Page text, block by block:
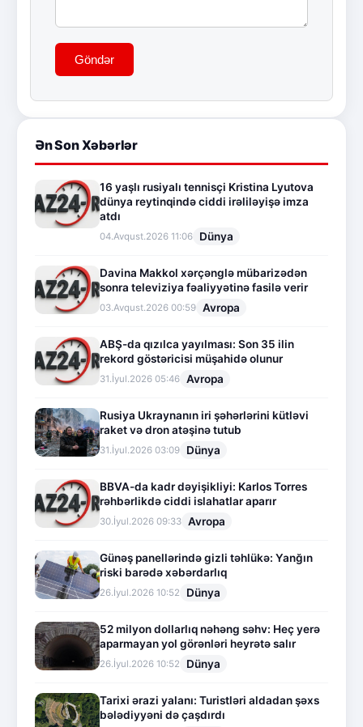
Göndər
Ən Son Xəbərlər
16 yaşlı rusiyalı tennisçi Kristina Lyutova
dünya reytinqində ciddi irəliləyişə imza
atdı
04.Avqust.2026 11:06 Dünya
Davina Makkol xərçənglə mübarizədən
sonra televiziya fəaliyyətinə fasilə verir
03.Avqust.2026 00:59 Avropa
ABŞ-da qızılca yayılması: Son 35 ilin
rekord göstəricisi müşahidə olunur
31.İyul.2026 05:46 Avropa
Rusiya Ukraynanın iri şəhərlərini kütləvi
raket və dron atəşinə tutub
31.İyul.2026 03:09 Dünya
BBVA-da kadr dəyişikliyi: Karlos Torres
rəhbərlikdə ciddi islahatlar aparır
30.İyul.2026 09:33 Avropa
Günəş panellərində gizli təhlükə: Yanğın
riski barədə xəbərdarlıq
26.İyul.2026 10:52 Dünya
52 milyon dollarlıq nəhəng səhv: Heç yerə
aparmayan yol görənləri heyrətə salır
26.İyul.2026 10:52 Dünya
Tarixi ərazi yalanı: Turistləri aldadan şəxs
bələdiyyəni də çaşdırdı